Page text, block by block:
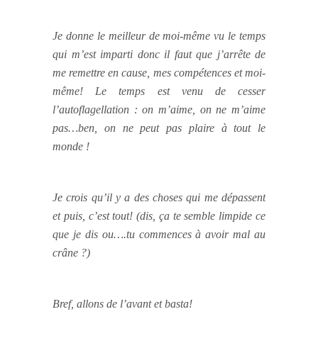
Je donne le meilleur de moi-même vu le temps
qui m’est imparti donc il faut que j’arrête de
me remettre en cause, mes compétences et moi-
même! Le temps est venu de cesser
l’autoflagellation : on m’aime, on ne m’aime
pas…ben, on ne peut pas plaire à tout le
monde !
Je crois qu’il y a des choses qui me dépassent
et puis, c’est tout! (dis, ça te semble limpide ce
que je dis ou….tu commences à avoir mal au
crâne ?)
Bref, allons de l’avant et basta!